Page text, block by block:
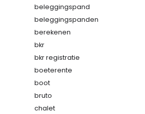
beleggingspand
beleggingspanden
berekenen
bkr
bkr registratie
boeterente
boot
bruto
chalet